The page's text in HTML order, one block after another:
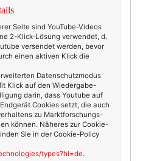
guten Espresso liebt (der
braucht, falls sich
wundert ...). Die
ein ganz wichtiger
intensiv mit der Frage
will ich, wie will ich
ist alles, was ich tat, so
wie nichts zuvor. Das
Maren kennt, den
... :-)
Seite sind YouTube-Videos
2-Klick-Lösung verwendet, d.
versendet werden, bevor
einen aktiven Klick die
Datenschutzmodus
Klick auf den Wiedergabe-
darin, dass Youtube auf
Cookies setzt, die auch
zu Marktforschungs-
können. Näheres zur Cookie-
Sie in der Cookie-Policy
types?hl=de.